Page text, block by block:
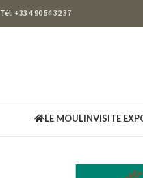
Tél. +33 4 90 54 32 37
LE MOULINVISITE